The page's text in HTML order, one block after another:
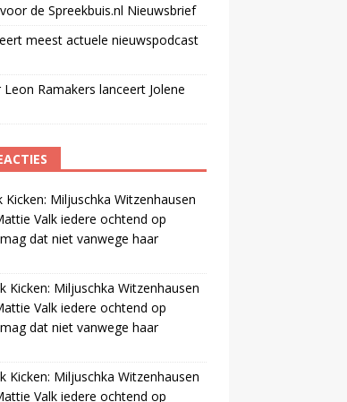
de Spreekbuis.nl Nieuwsbrief
meest actuele nieuwspodcast
Ramakers lanceert Jolene
Kicken: Miljuschka Witzenhausen
Valk iedere ochtend op
dat niet vanwege haar
Kicken: Miljuschka Witzenhausen
Valk iedere ochtend op
dat niet vanwege haar
Kicken: Miljuschka Witzenhausen
Valk iedere ochtend op